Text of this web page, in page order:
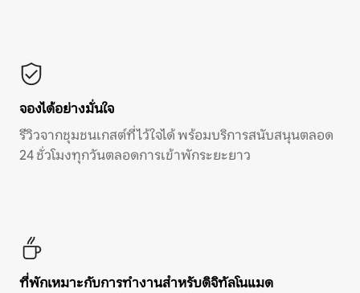
จองได้อย่างมั่นใจ
รีวิวจากชุมชนเกสต์ที่ไว้ใจได้ พร้อมบริการสนับสนุนตลอด
24 ชั่วโมงทุกวันตลอดการเข้าพักระยะยาว
ที่พักเหมาะกับการทำงานสำหรับดิจิทัลโนแมด